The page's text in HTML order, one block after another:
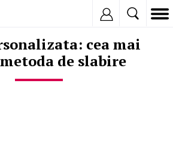
cea mai
de slabire